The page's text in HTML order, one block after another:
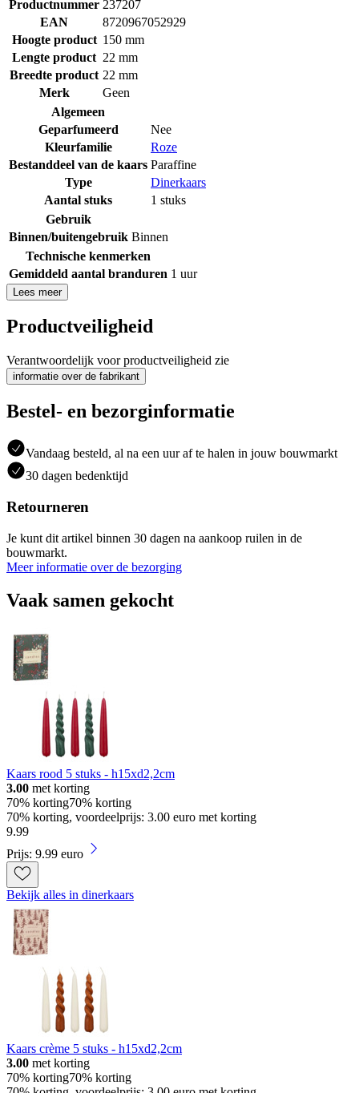
Productnummer 237207
EAN
8720967052929
Hoogte product 150 mm
Lengte product 22 mm
Breedte product 22 mm
Merk
Geen
Algemeen
Geparfumeerd
Nee
Kleurfamilie
Roze
Bestanddeel van de kaars Paraffine
Type
Dinerkaars
Aantal stuks
1 stuks
Gebruik
Binnen/buitengebruik Binnen
Technische kenmerken
Gemiddeld aantal branduren 1 uur
Lees meer
Productveiligheid
Verantwoordelijk voor productveiligheid zie
informatie over de fabrikant
Bestel- en bezorginformatie
Vandaag besteld, al na een uur af te halen in jouw bouwmarkt
30 dagen bedenktijd
Retourneren
Je kunt dit artikel binnen 30 dagen na aankoop ruilen in de
bouwmarkt.
Meer informatie over de bezorging
Vaak samen gekocht
Kaars rood 5 stuks - h15xd2,2cm
3.00 met korting
70% korting70% korting
70% korting, voordeelprijs: 3.00 euro met korting
9.99
Prijs: 9.99 euro
Bekijk alles in dinerkaars
Kaars crème 5 stuks - h15xd2,2cm
3.00 met korting
70% korting70% korting